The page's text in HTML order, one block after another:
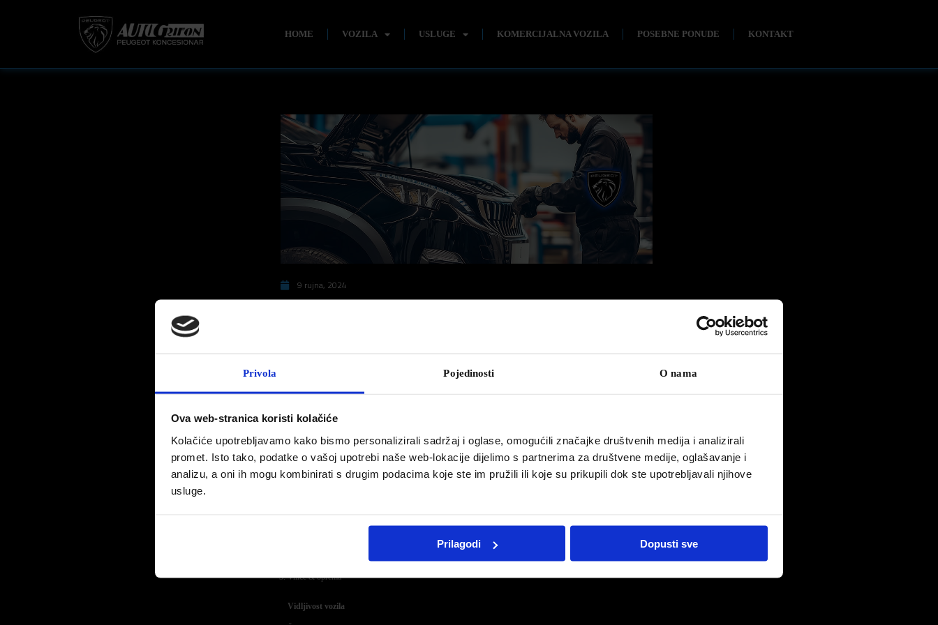
Privola Pojedinosti O nama
Ova web-stranica koristi kolačiće
Kolačiće upotrebljavamo kako bismo personalizirali sadržaj i oglase, omogućili značajke društvenih medija i analizirali
promet. Isto tako, podatke o vašoj upotrebi naše web-lokacije dijelimo s partnerima za društvene medije, oglašavanje i
analizu, a oni ih mogu kombinirati s drugim podacima koje ste im pružili ili koje su prikupili dok ste upotrebljavali njihove
usluge.
Prilagodi Dopusti sve
HOME VOZILA USLUGE KOMERCIJALNA VOZILA POSEBNE PONUDE KONTAKT
9 rujna, 2024
članove kluba vjernosti (fizičke i pravne osobe). U prodajnoj akciji naglasak je na
Pouzdanost vozila naglašavamo ponudom zamjene Seta razvoda i Seta spojke, gdje tijekom akcije
Razvod
Lanac razvoda
Pumpa vode
Vilice & oprema
Vidljivost vozila